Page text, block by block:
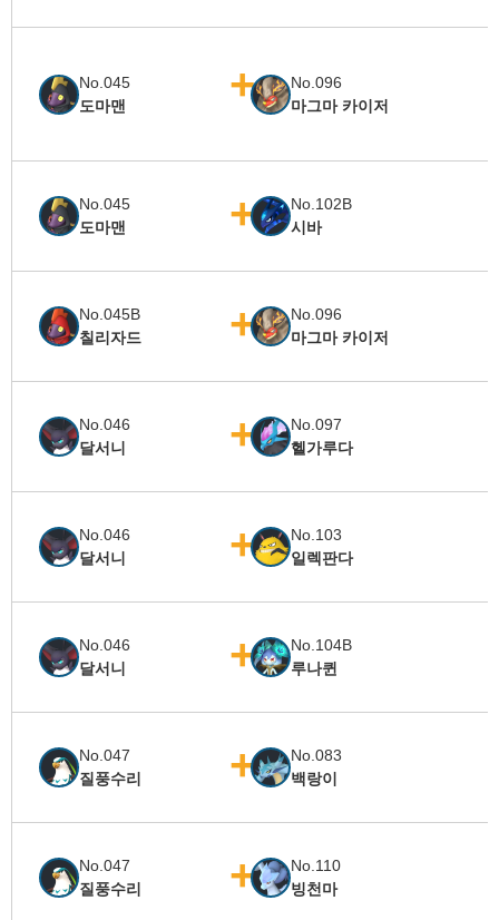
No.045
도마맨
No.096
마그마 카이저
No.045
도마맨
No.102B
시바
No.045B
칠리자드
No.096
마그마 카이저
No.046
달서니
No.097
헬가루다
No.046
달서니
No.103
일렉판다
No.046
달서니
No.104B
루나퀸
No.047
질풍수리
No.083
백랑이
No.047
질풍수리
No.110
빙천마